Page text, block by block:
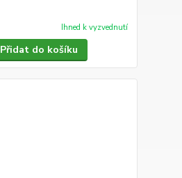
Ihned k vyzvednutí
Přidat do košíku